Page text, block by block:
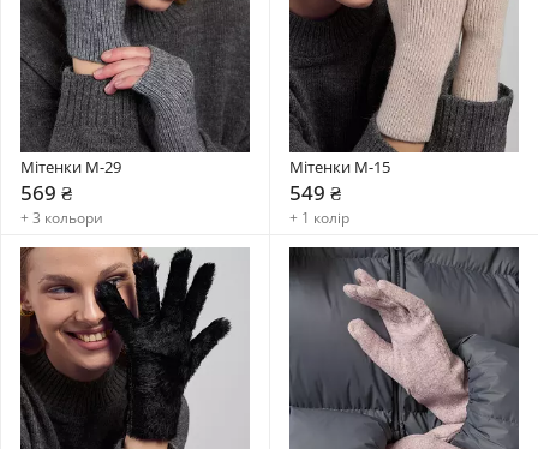
Мітенки М-29
569 ₴
+ 3 кольори
Мітенки М-15
549 ₴
+ 1 колір